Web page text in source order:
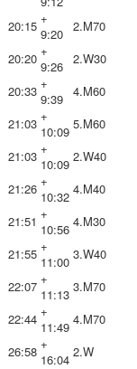
20:15 +
9:20 2.M70
20:20 +
9:26 2.W30
20:33 +
9:39 4.M60
21:03 +
10:09 5.M60
21:03 +
10:09 2.W40
21:26 +
10:32 4.M40
21:51 +
10:56 4.M30
21:55 +
11:00 3.W40
22:07 +
11:13 3.M70
22:44 +
11:49 4.M70
26:58 +
16:04 2.W